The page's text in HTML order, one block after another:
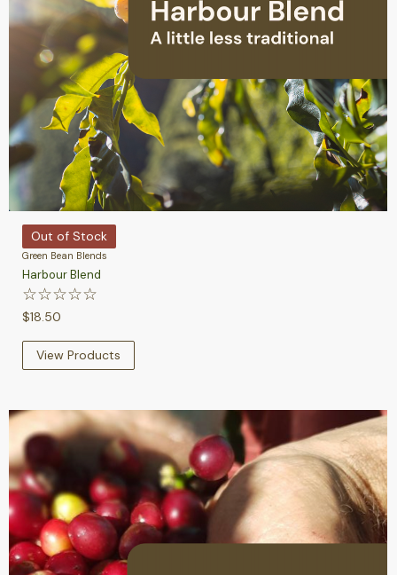
Out of Stock
Green Bean Blends
Harbour Blend
☆☆☆☆☆
$18.50
View Products